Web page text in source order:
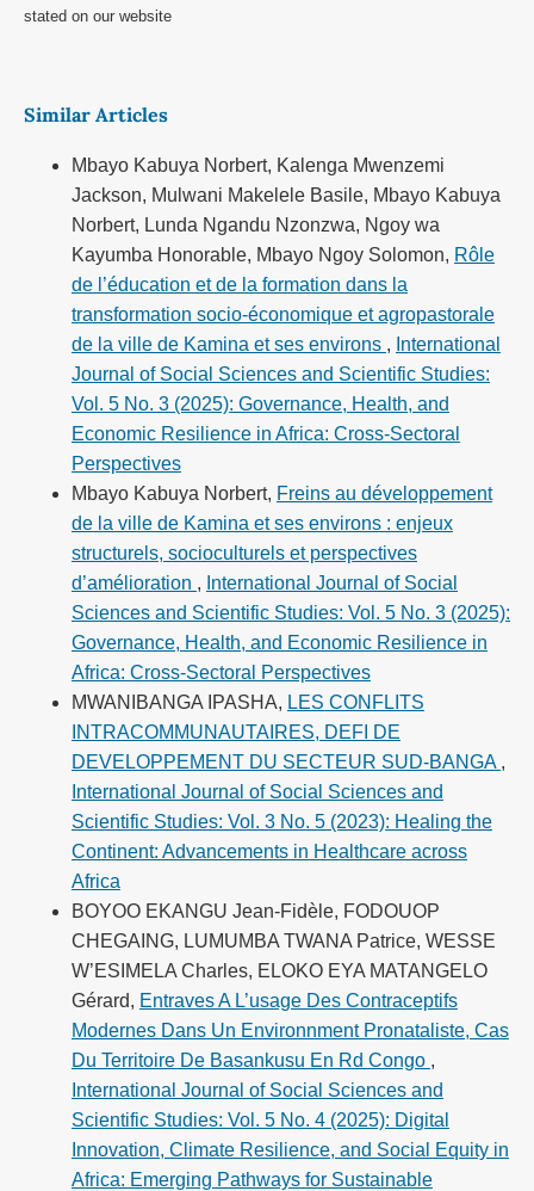
stated on our website
Similar Articles
Mbayo Kabuya Norbert, Kalenga Mwenzemi
Jackson, Mulwani Makelele Basile, Mbayo Kabuya
Norbert, Lunda Ngandu Nzonzwa, Ngoy wa
Kayumba Honorable, Mbayo Ngoy Solomon, Rôle
de l’éducation et de la formation dans la
transformation socio-économique et agropastorale
de la ville de Kamina et ses environs , International
Journal of Social Sciences and Scientific Studies:
Vol. 5 No. 3 (2025): Governance, Health, and
Economic Resilience in Africa: Cross-Sectoral
Perspectives
Mbayo Kabuya Norbert, Freins au développement
de la ville de Kamina et ses environs : enjeux
structurels, socioculturels et perspectives
d’amélioration , International Journal of Social
Sciences and Scientific Studies: Vol. 5 No. 3 (2025):
Governance, Health, and Economic Resilience in
Africa: Cross-Sectoral Perspectives
MWANIBANGA IPASHA, LES CONFLITS
INTRACOMMUNAUTAIRES, DEFI DE
DEVELOPPEMENT DU SECTEUR SUD-BANGA ,
International Journal of Social Sciences and
Scientific Studies: Vol. 3 No. 5 (2023): Healing the
Continent: Advancements in Healthcare across
Africa
BOYOO EKANGU Jean-Fidèle, FODOUOP
CHEGAING, LUMUMBA TWANA Patrice, WESSE
W’ESIMELA Charles, ELOKO EYA MATANGELO
Gérard, Entraves A L’usage Des Contraceptifs
Modernes Dans Un Environnment Pronataliste, Cas
Du Territoire De Basankusu En Rd Congo ,
International Journal of Social Sciences and
Scientific Studies: Vol. 5 No. 4 (2025): Digital
Innovation, Climate Resilience, and Social Equity in
Africa: Emerging Pathways for Sustainable